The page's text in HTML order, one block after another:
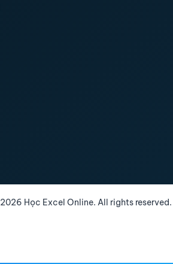
2026 Học Excel Online. All rights reserved.